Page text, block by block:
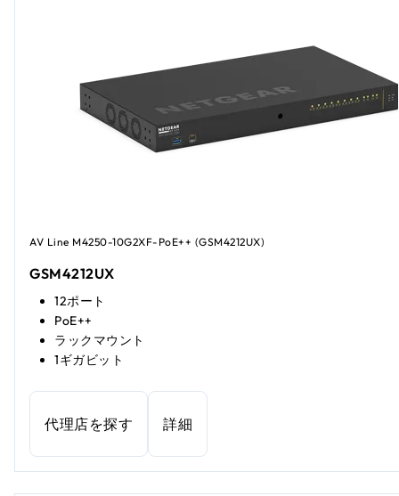
AV Line M4250-10G2XF-PoE++ (GSM4212UX)
GSM4212UX
12ポート
PoE++
ラックマウント
1ギガビット
代理店を探す 詳細